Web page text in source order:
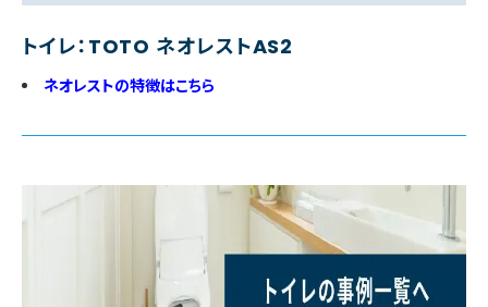
トイレ：TOTO ネオレストAS2
ネオレストの特徴はこちら